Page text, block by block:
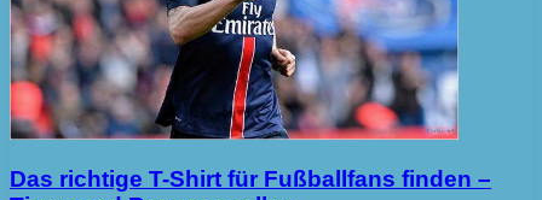
Das richtige T-Shirt für Fußballfans finden –